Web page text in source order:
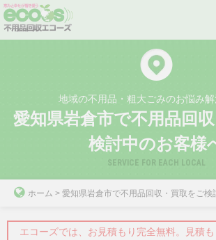
地域の不用品・粗大ごみのお悩み
愛知県岩倉市で不用品回
検討中のお客様
SERVICE FOR EACH LOCAL
ホーム > 愛知県岩倉市で不用品回収・買取をご検
エコーズでは、お見積もり完全無料。見積